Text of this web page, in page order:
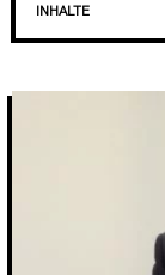
INHALTE
„DAS PROBLEM
EIN
„WIR KÖNNEN
„FÜR MICH IST
MEHR